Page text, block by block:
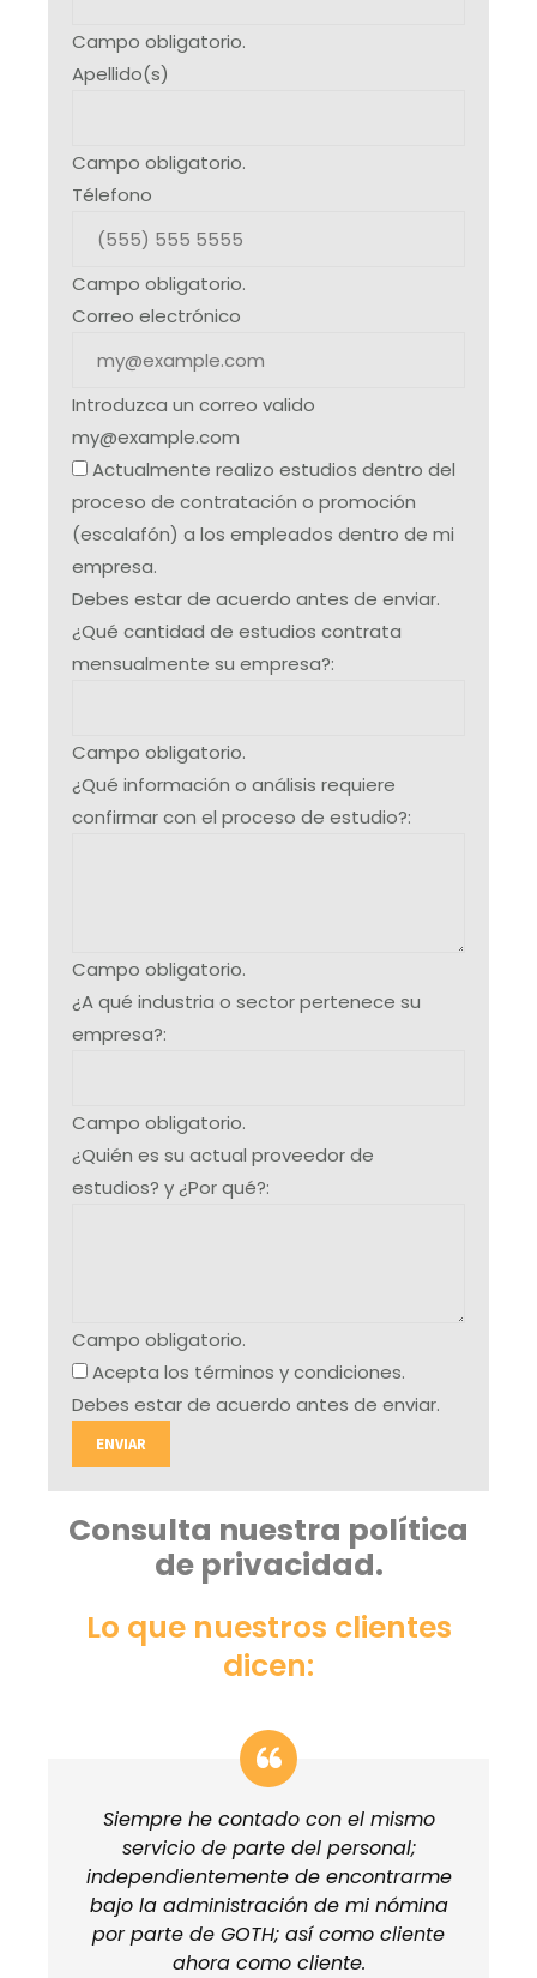
Campo obligatorio.
Apellido(s)
Campo obligatorio.
Télefono
Campo obligatorio.
Correo electrónico
Introduzca un correo valido
my@example.com
Actualmente realizo estudios dentro del
proceso de contratación o promoción
(escalafón) a los empleados dentro de mi
empresa.
Debes estar de acuerdo antes de enviar.
¿Qué cantidad de estudios contrata
mensualmente su empresa?:
Campo obligatorio.
¿Qué información o análisis requiere
confirmar con el proceso de estudio?:
Campo obligatorio.
¿A qué industria o sector pertenece su
empresa?:
Campo obligatorio.
¿Quién es su actual proveedor de
estudios? y ¿Por qué?:
Campo obligatorio.
Acepta los términos y condiciones.
Debes estar de acuerdo antes de enviar.
ENVIAR
Consulta nuestra política
de privacidad.
Lo que nuestros clientes
dicen:
Siempre he contado con el mismo
servicio de parte del personal;
independientemente de encontrarme
bajo la administración de mi nómina
por parte de GOTH; así como cliente
ahora como cliente.